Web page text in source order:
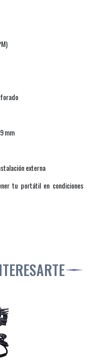
mm
externa
tu portátil en condiciones